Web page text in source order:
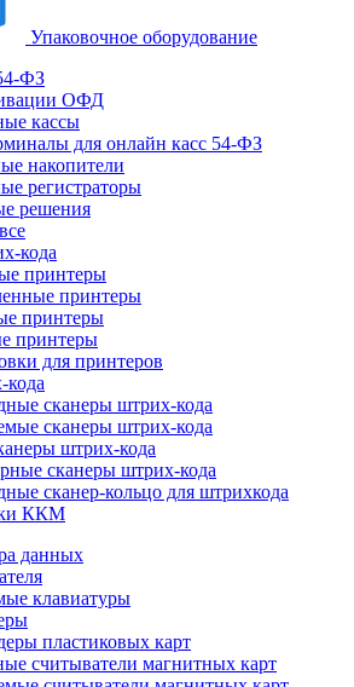
Упаковочное оборудование
ФЗ
ОФД
кассы
для онлайн касс 54-ФЗ
накопители
регистраторы
решения
кода
принтеры
принтеры
принтеры
принтеры
для принтеров
сканеры штрих-кода
сканеры штрих-кода
штрих-кода
сканеры штрих-кода
сканер-кольцо для штрихкода
ККМ
данных
клавиатуры
пластиковых карт
считыватели магнитных карт